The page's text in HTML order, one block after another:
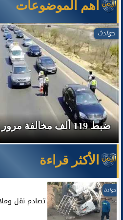
آهم الموضوعات
حوادث
ضبط 119 ألف مخالفة مرور بينها 39 حالة مخدرات
الأكثر قراءة
حوادث
تصادم نقل